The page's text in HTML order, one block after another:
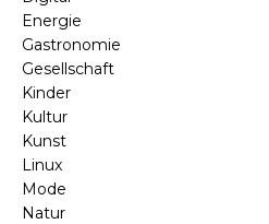
Energie
Gastronomie
Gesellschaft
Kinder
Kultur
Kunst
Linux
Mode
Natur